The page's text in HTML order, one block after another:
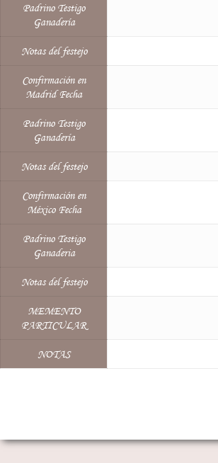
Padrino Testigo
Ganadería
Notas del festejo
Confirmación en
Madrid Fecha
Padrino Testigo
Ganadería
Notas del festejo
Confirmación en
México Fecha
Padrino Testigo
Ganaderia
Notas del festejo
MEMENTO
PARTICULAR
NOTAS